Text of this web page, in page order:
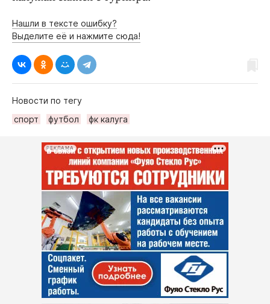
Нашли в тексте ошибку?
Выделите её и нажмите сюда!
Новости по тегу
спорт
футбол фк калуга
РЕКЛАМА